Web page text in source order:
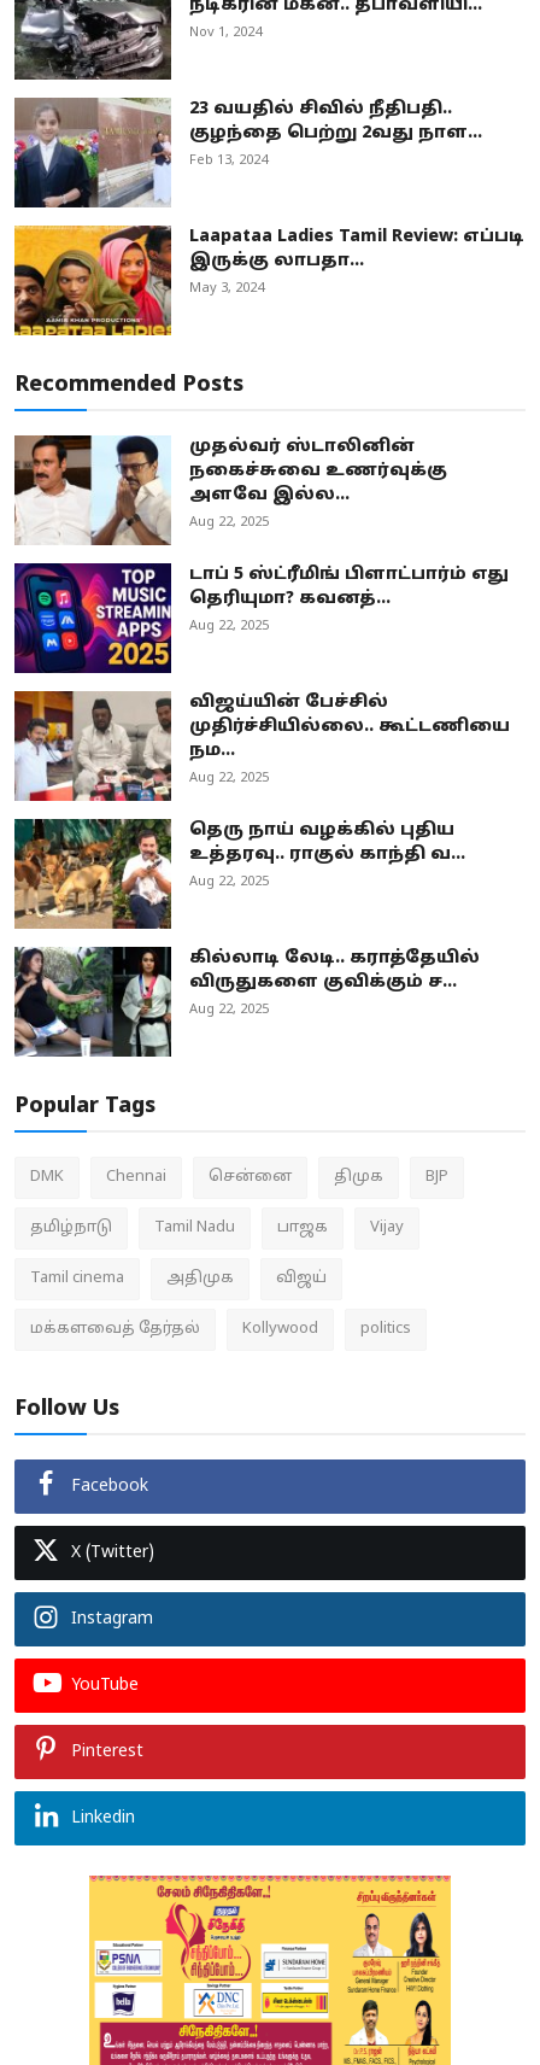
நடிகரின் மகன்.. தீபாவளியி...
Nov 1, 2024
23 வயதில் சிவில் நீதிபதி..
குழந்தை பெற்று 2வது நாள...
Feb 13, 2024
Laapataa Ladies Tamil Review: எப்படி
இருக்கு லாபதா...
May 3, 2024
Recommended Posts
முதல்வர் ஸ்டாலினின்
நகைச்சுவை உணர்வுக்கு
அளவே இல்ல...
Aug 22, 2025
டாப் 5 ஸ்ட்ரீமிங் பிளாட்பார்ம் எது
தெரியுமா? கவனத்...
Aug 22, 2025
விஜய்யின் பேச்சில்
முதிர்ச்சியில்லை.. கூட்டணியை
நம...
Aug 22, 2025
தெரு நாய் வழக்கில் புதிய
உத்தரவு.. ராகுல் காந்தி வ...
Aug 22, 2025
கில்லாடி லேடி.. கராத்தேயில்
விருதுகளை குவிக்கும் ச...
Aug 22, 2025
Popular Tags
DMK Chennai சென்னை திமுக BJP
தமிழ்நாடு Tamil Nadu பாஜக Vijay
Tamil cinema அதிமுக விஜய்
மக்களவைத் தேர்தல் Kollywood politics
Follow Us
Facebook
X (Twitter)
Instagram
YouTube
Pinterest
Linkedin